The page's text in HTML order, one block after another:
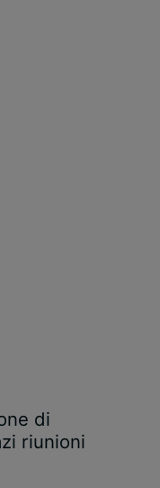
di
riunioni